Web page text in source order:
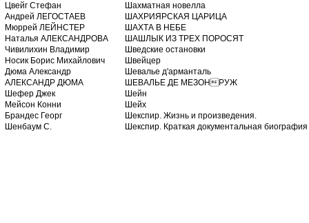
Цвейг Стефан
Шахматная новелла
Андрей ЛЕГОСТАЕВ
ШАХРИЯРСКАЯ ЦАРИЦА
Мюррей ЛЕЙНСТЕР
ШАХТА В НЕБЕ
Наталья АЛЕКСАНДРОВА
ШАШЛЫК ИЗ ТРЕХ ПОРОСЯТ
Чивилихин Владимир
Шведские остановки
Носик Борис Михайлович
Швейцер
Дюма Александр
Шевалье д'арманталь
АЛЕКСАНДР ДЮМА
ШЕВАЛЬЕ ДЕ МЕЗОНРУЖ
Шефер Джек
Шейн
Мейсон Конни
Шейх
Брандес Георг
Шекспир. Жизнь и произведения.
Шенбаум С.
Шекспир. Краткая документальная биография